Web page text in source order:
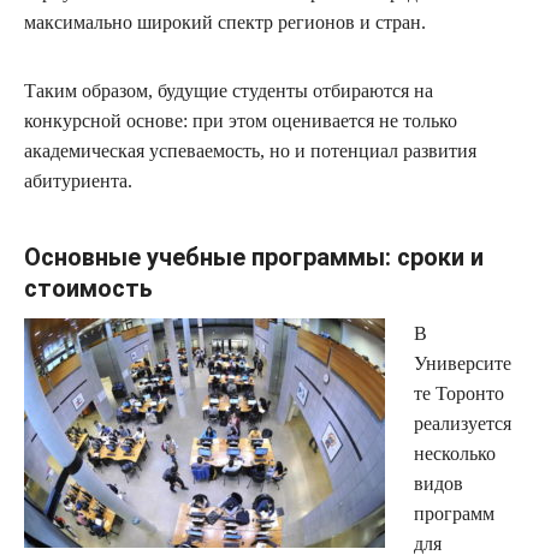
максимально широкий спектр регионов и стран.
Таким образом, будущие студенты отбираются на
конкурсной основе: при этом оценивается не только
академическая успеваемость, но и потенциал развития
абитуриента.
Основные учебные программы: сроки и
стоимость
В
Университе
те Торонто
реализуется
несколько
видов
программ
для